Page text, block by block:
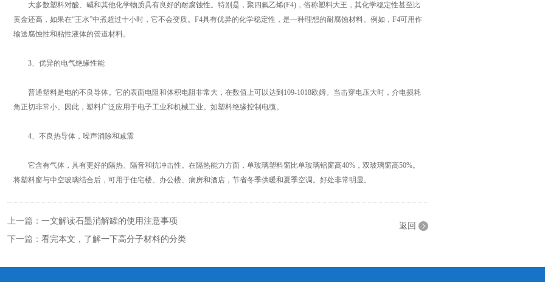
大多数塑料对酸、碱和其他化学物质具有良好的耐腐蚀性。特别是，聚四氟乙烯(F4)，俗称塑料大王，其化学稳定性甚至比
黄金还高，如果在“王水”中煮超过十小时，它不会变质。F4具有优异的化学稳定性，是一种理想的耐腐蚀材料。例如，F4可用作
输送腐蚀性和粘性液体的管道材料。
3、优异的电气绝缘性能
普通塑料是电的不良导体。它的表面电阻和体积电阻非常大，在数值上可以达到109-1018欧姆。当击穿电压大时，介电损耗
角正切非常小。因此，塑料广泛应用于电子工业和机械工业。如塑料绝缘控制电缆。
4、不良热导体，噪声消除和减震
它含有气体，具有更好的隔热、隔音和抗冲击性。在隔热能力方面，单玻璃塑料窗比单玻璃铝窗高40%，双玻璃窗高50%。
将塑料窗与中空玻璃结合后，可用于住宅楼、办公楼、病房和酒店，节省冬季供暖和夏季空调。好处非常明显。
上一篇： 一文解读石墨消解罐的使用注意事项
下一篇： 看完本文，了解一下高分子材料的分类
返回